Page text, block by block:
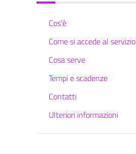
Cos'è
Come si accede al servizio
Cosa serve
Tempi e scadenze
Contatti
Ulteriori informazioni